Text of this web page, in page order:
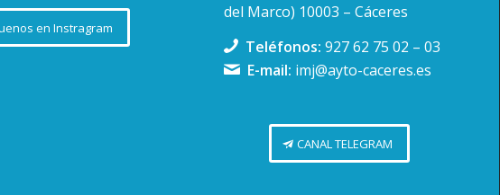
DIC
Sherezade. Micro abierto cultural
19:00-20:30
en Instragram
del Marco) 10003 – Cáceres
Teléfonos: 927 62 75 02 –03
E-mail: imj@ayto-caceres.es
CANAL TELEGRAM